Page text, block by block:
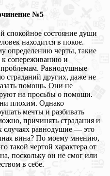
№5
спокойное состояние души
находится в покое.
определению черты, такие
к сопереживанию и
Равнодушные
страданий других, даже не
помощь. Они не
на просьбы о помощи.
плохим. Однако
мечты и разбивать
причинять страдания и
случаях равнодушие — это
вина? По моему мнению,
такой чертой характера от
поскольку он не смог или
в себе.